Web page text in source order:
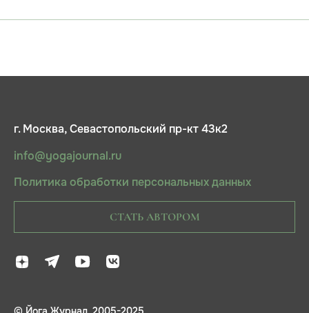
г. Москва, Севастопольский пр-кт 43к2
info@yogajournal.ru
Политика обработки персональных данных
СТАТЬ АВТОРОМ